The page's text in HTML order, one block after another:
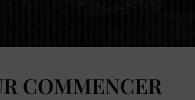
COMMENCER